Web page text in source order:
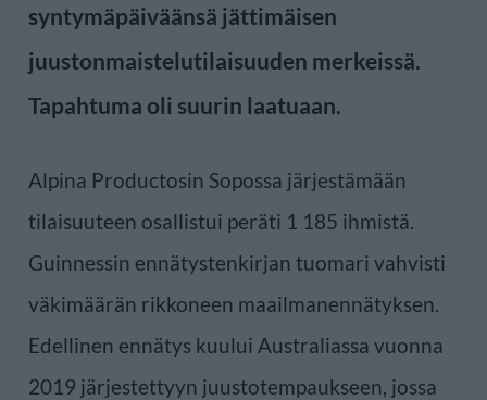
syntymäpäiväänsä jättimäisen
juustonmaistelutilaisuuden merkeissä.
Tapahtuma oli suurin laatuaan.
Alpina Productosin Sopossa järjestämään
tilaisuuteen osallistui peräti 1 185 ihmistä.
Guinnessin ennätystenkirjan tuomari vahvisti
väkimäärän rikkoneen maailmanennätyksen.
Edellinen ennätys kuului Australiassa vuonna
2019 järjestettyyn juustotempaukseen, jossa